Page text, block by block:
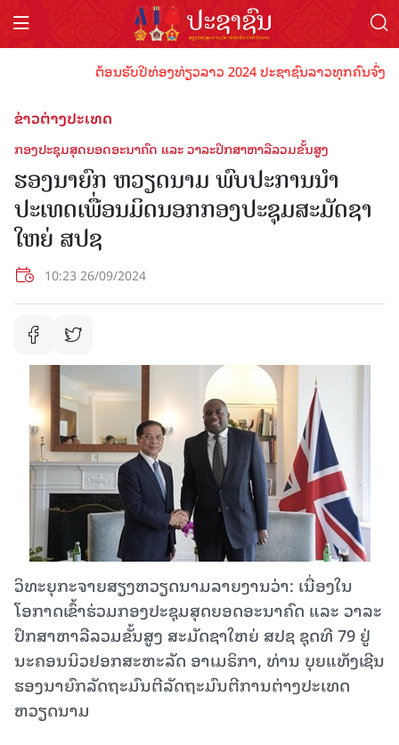
ຕ້ອນຮັບປີທ່ອງທ່ຽວລາວ 2024 ປະຊາຊົນລາວທຸກຄົນຈົ່ງພ້
ຂ່າວຕ່າງປະເທດ
ກອງປະຊຸມສຸດຍອດອະນາຄົດ ແລະ ວາລະປຶກສາຫາລືລວມຂັ້ນສູງ
ຮອງນາຍົກ ຫວຽດນາມ ພົບປະການນຳ
ປະເທດເພື່ອນມິດນອກກອງປະຊຸມສະມັດຊາ
ໃຫຍ່ ສປຊ
10:23 26/09/2024
ວິທະຍຸກະຈາຍສຽງຫວຽດນາມລາຍງານວ່າ: ເນື່ອງໃນ
ໂອກາດເຂົ້າຮ່ວມກອງປະຊຸມສຸດຍອດອະນາຄົດ ແລະ ວາລະ
ປຶກສາຫາລືລວມຂັ້ນສູງ ສະມັດຊາໃຫຍ່ ສປຊ ຊຸດທີ 79 ຢູ່
ນະຄອນນິວຢອກສະຫະລັດ ອາເມຣິກາ, ທ່ານ ບຸຍແທັງເຊີນ
ຮອງນາຍົກລັດຖະມົນຕີລັດຖະມົນຕີການຕ່າງປະເທດ
ຫວຽດນາມ